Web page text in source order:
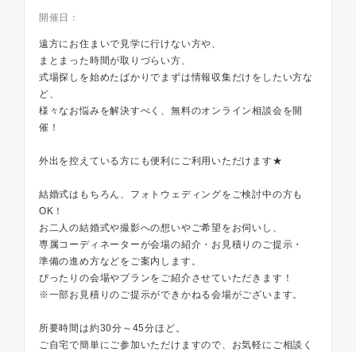
開催日：
遠方にお住まいで見学に行けない方や、
まとまった時間が取りづらい方、
式場探しを始めたばかりでまずは情報収集だけをしたい方な
ど、
様々なお悩みを解決すべく、無料のオンライン相談会を開
催！
外出を控えている方にも便利にご利用いただけます★
結婚式はもちろん、フォトウェディングをご検討中の方も
OK！
お二人の結婚式や撮影への想いやご希望をお伺いし、
専属コーディネーターが会場の紹介・お見積りのご提示・
準備の進め方などをご案内します。
ぴったりの会場やプランをご紹介させていただきます！
※一部お見積りのご提示ができかねる会場がございます。
所要時間は約30分～45分ほど。
ご自宅で簡単にご参加いただけますので、お気軽にご相談く